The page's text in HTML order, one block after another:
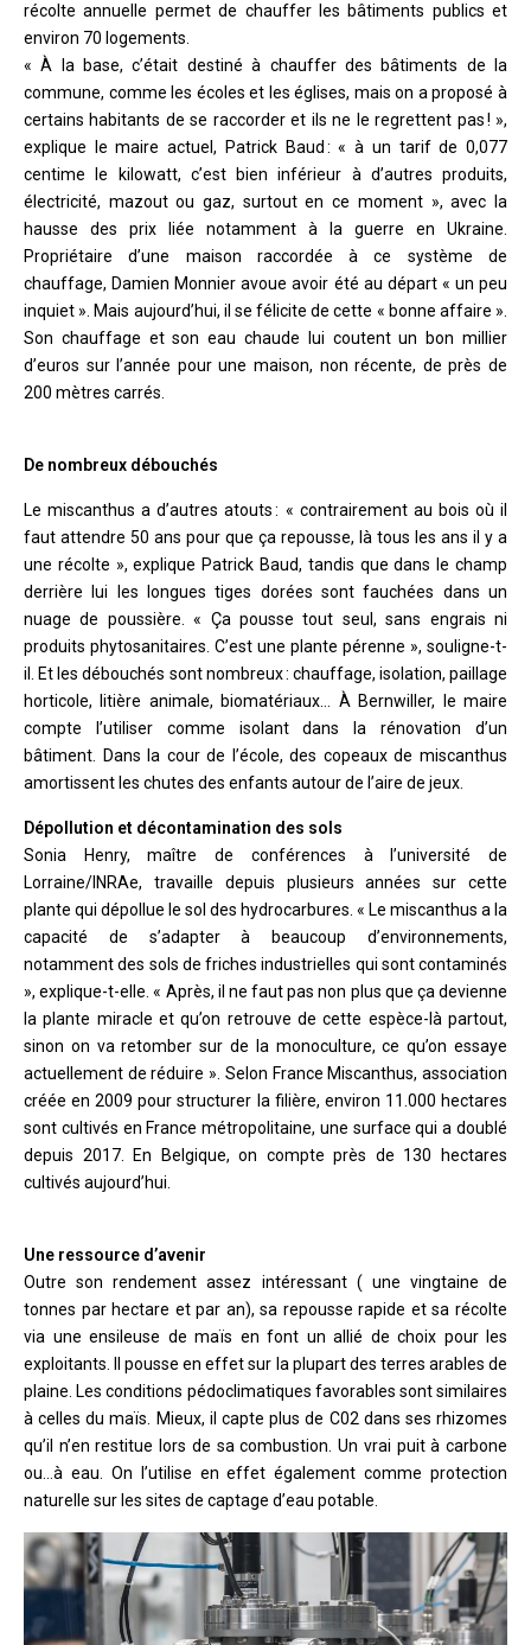
récolte annuelle permet de chauffer les bâtiments publics et
environ 70 logements.
« À la base, c’était destiné à chauffer des bâtiments de la
commune, comme les écoles et les églises, mais on a proposé à
certains habitants de se raccorder et ils ne le regrettent pas ! »,
explique le maire actuel, Patrick Baud : « à un tarif de 0,077
centime le kilowatt, c’est bien inférieur à d’autres produits,
électricité, mazout ou gaz, surtout en ce moment », avec la
hausse des prix liée notamment à la guerre en Ukraine.
Propriétaire d’une maison raccordée à ce système de
chauffage, Damien Monnier avoue avoir été au départ « un peu
inquiet ». Mais aujourd’hui, il se félicite de cette « bonne affaire ».
Son chauffage et son eau chaude lui coutent un bon millier
d’euros sur l’année pour une maison, non récente, de près de
200 mètres carrés.
De nombreux débouchés
Le miscanthus a d’autres atouts : « contrairement au bois où il
faut attendre 50 ans pour que ça repousse, là tous les ans il y a
une récolte », explique Patrick Baud, tandis que dans le champ
derrière lui les longues tiges dorées sont fauchées dans un
nuage de poussière. « Ça pousse tout seul, sans engrais ni
produits phytosanitaires. C’est une plante pérenne », souligne-t-
il. Et les débouchés sont nombreux : chauffage, isolation, paillage
horticole, litière animale, biomatériaux… À Bernwiller, le maire
compte l’utiliser comme isolant dans la rénovation d’un
bâtiment. Dans la cour de l’école, des copeaux de miscanthus
amortissent les chutes des enfants autour de l’aire de jeux.
Dépollution et décontamination des sols
Sonia Henry, maître de conférences à l’université de
Lorraine/INRAe, travaille depuis plusieurs années sur cette
plante qui dépollue le sol des hydrocarbures. « Le miscanthus a la
capacité de s’adapter à beaucoup d’environnements,
notamment des sols de friches industrielles qui sont contaminés
», explique-t-elle. « Après, il ne faut pas non plus que ça devienne
la plante miracle et qu’on retrouve de cette espèce-là partout,
sinon on va retomber sur de la monoculture, ce qu’on essaye
actuellement de réduire ». Selon France Miscanthus, association
créée en 2009 pour structurer la filière, environ 11.000 hectares
sont cultivés en France métropolitaine, une surface qui a doublé
depuis 2017. En Belgique, on compte près de 130 hectares
cultivés aujourd’hui.
Une ressource d’avenir
Outre son rendement assez intéressant ( une vingtaine de
tonnes par hectare et par an), sa repousse rapide et sa récolte
via une ensileuse de maïs en font un allié de choix pour les
exploitants. Il pousse en effet sur la plupart des terres arables de
plaine. Les conditions pédoclimatiques favorables sont similaires
à celles du maïs. Mieux, il capte plus de C02 dans ses rhizomes
qu’il n’en restitue lors de sa combustion. Un vrai puit à carbone
ou…à eau. On l’utilise en effet également comme protection
naturelle sur les sites de captage d’eau potable.